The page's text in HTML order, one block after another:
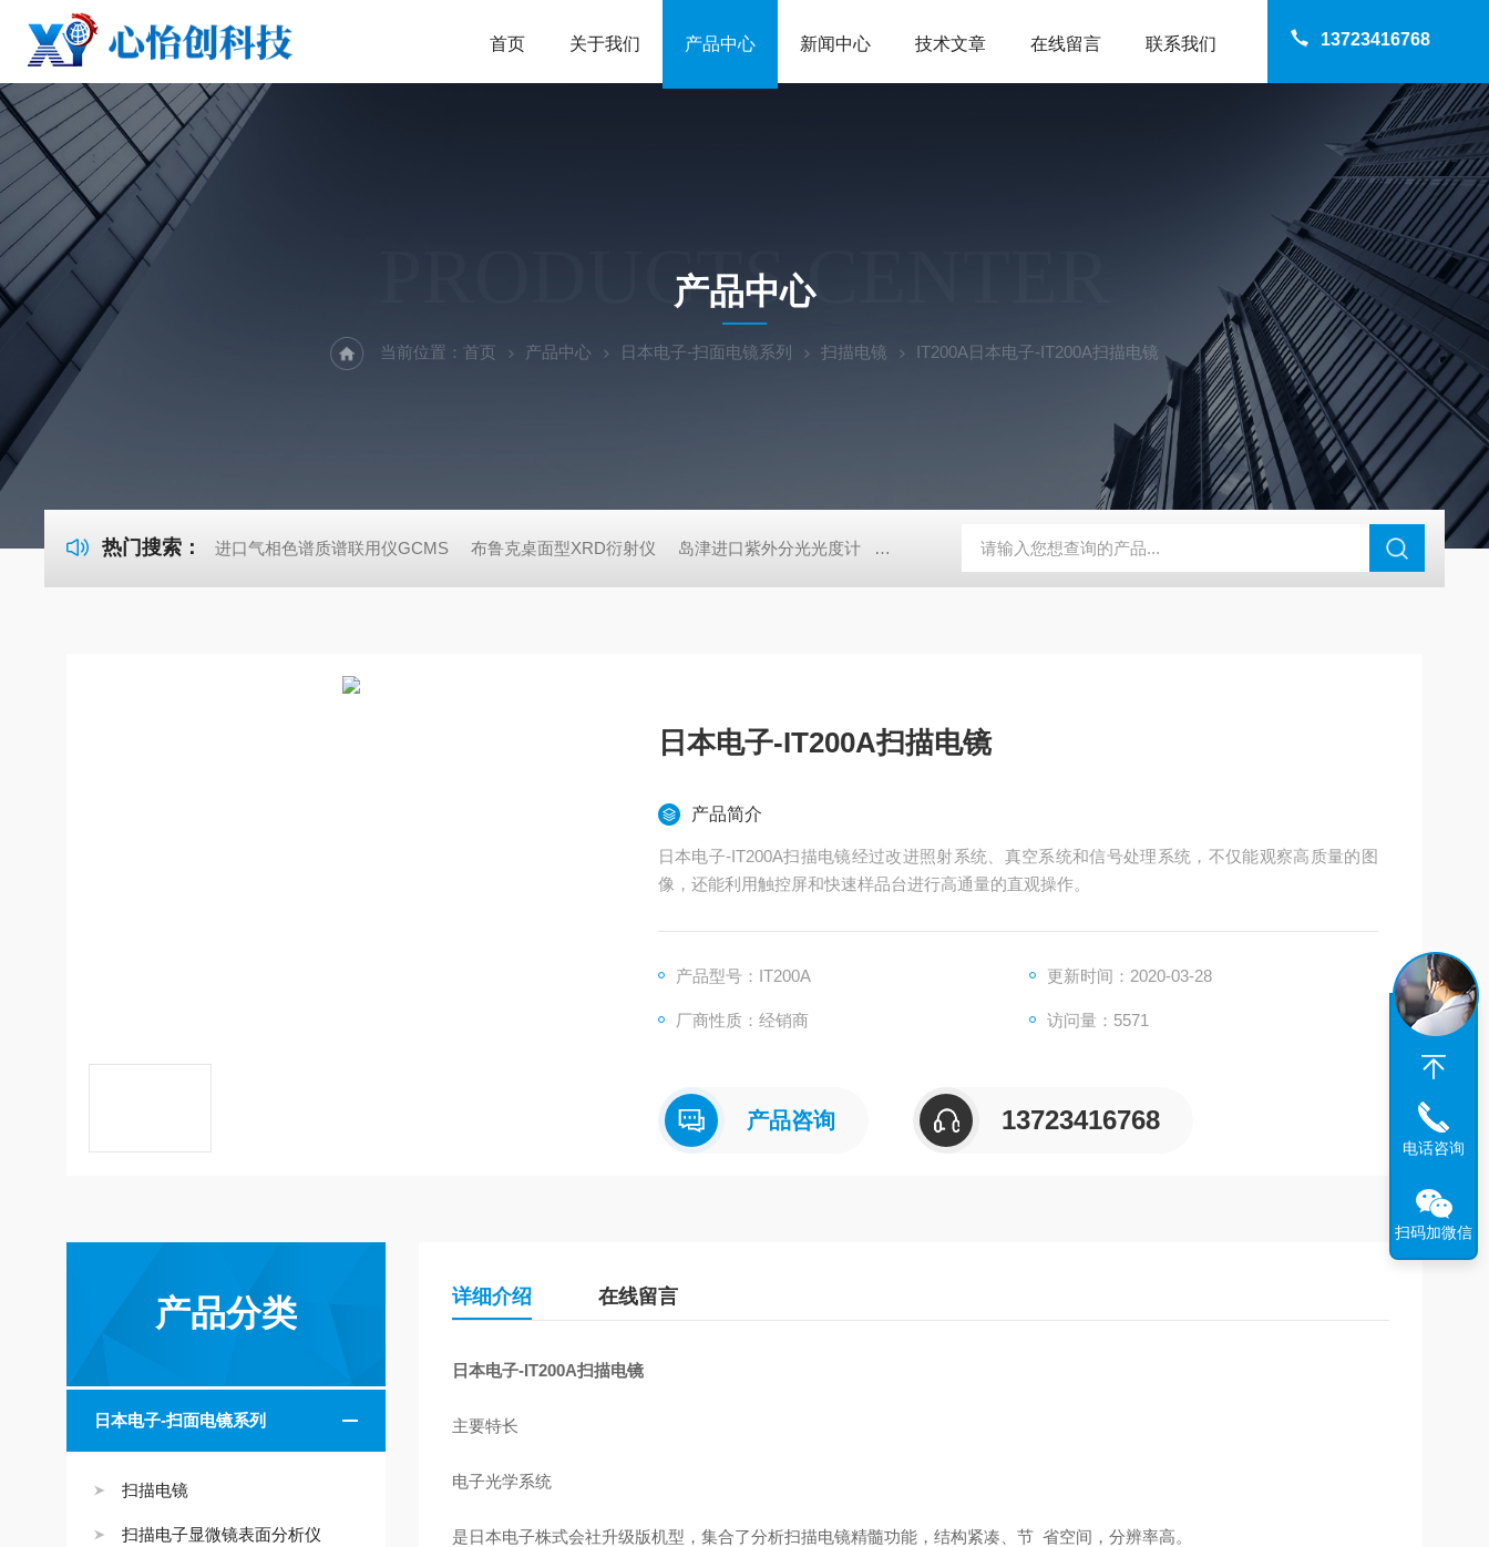
13723416768
首页 关于我们 产品中心 新闻中心 技术文章 在线留言 联系我们
PRODUCTS CENTER
产品中心
当前位置： 首页 产品中心 日本电子-扫面电镜系列 扫描电镜 IT200A日本电子-IT200A扫描电镜
热门搜索： 进口气相色谱质谱联用仪GCMS 布鲁克桌面型XRD衍射仪 岛津进口紫外分光光度计 蔡司MERLIN系列场发射扫描电镜 瑞士万通水分仪 布鲁克SkyScan2211高分
日本电子-IT200A扫描电镜
产品简介
日本电子-IT200A扫描电镜经过改进照射系统、真空系统和信号处理系统，不仅能观察高质量的图
像，还能利用触控屏和快速样品台进行高通量的直观操作。
产品型号：IT200A 更新时间：2020-03-28
厂商性质：经销商 访问量：5571
产品咨询 13723416768
产品分类
日本电子-扫面电镜系列
扫描电镜
扫描电子显微镜表面分析仪
详细介绍 在线留言
日本电子-IT200A扫描电镜
主要特长
电子光学系统
是日本电子株式会社升级版机型，集合了分析扫描电镜精髓功能， 结构紧凑、节 省空间，分辨率高。
电话咨询
扫码加微信